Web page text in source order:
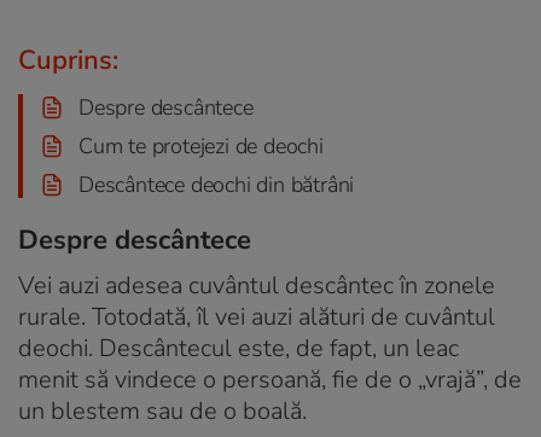
Cuprins:
Despre descântece
Cum te protejezi de deochi
Descântece deochi din bătrâni
Despre descântece
Vei auzi adesea cuvântul descântec în zonele
rurale. Totodată, îl vei auzi alături de cuvântul
deochi. Descântecul este, de fapt, un leac
menit să vindece o persoană, fie de o „vrajă”, de
un blestem sau de o boală.